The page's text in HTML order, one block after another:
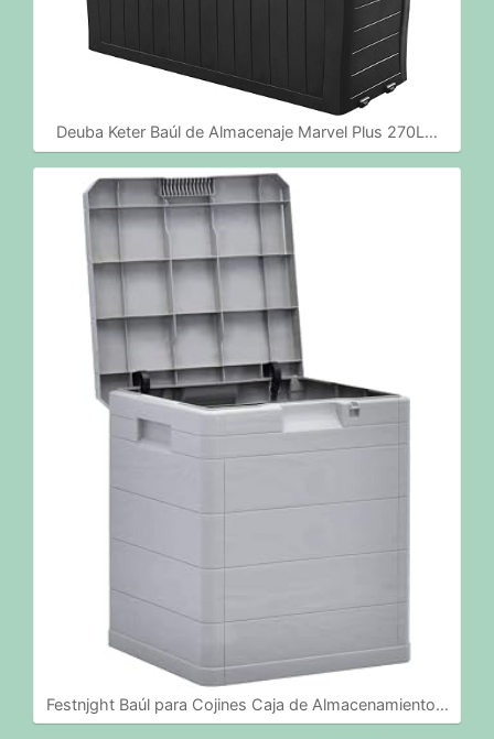
Deuba Keter Baúl de Almacenaje Marvel Plus 270L…
Festnjght Baúl para Cojines Caja de Almacenamiento…